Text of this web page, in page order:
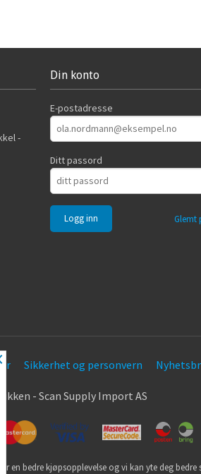
-
Din konto
E-postadresse
Ditt passord
Glemt
Sikkerhet og personvern
- Scan Supply Import AS
en bedre kjøpsopplevelse og vi kan yte deg bedre